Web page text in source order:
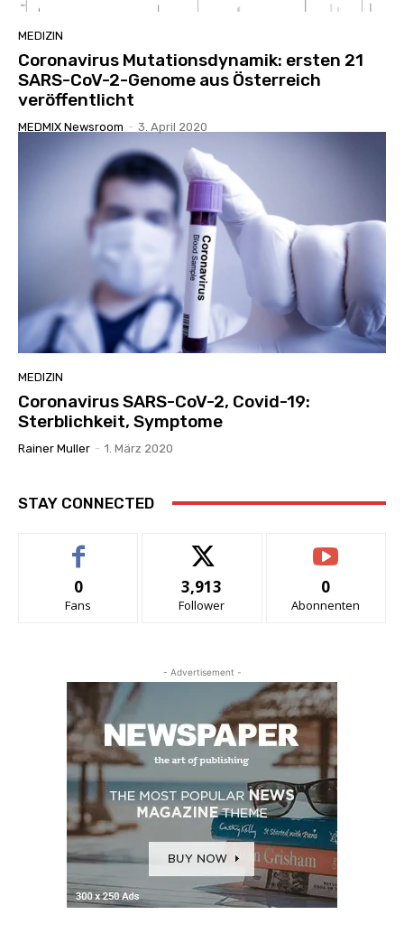
MEDIZIN
Coronavirus Mutationsdynamik: ersten 21
SARS-CoV-2-Genome aus Österreich
veröffentlicht
MEDMIX Newsroom - 3. April 2020
MEDIZIN
Coronavirus SARS-CoV-2, Covid-19:
Sterblichkeit, Symptome
Rainer Muller - 1. März 2020
STAY CONNECTED
0
Fans
3,913
Follower
0
Abonnenten
- Advertisement -